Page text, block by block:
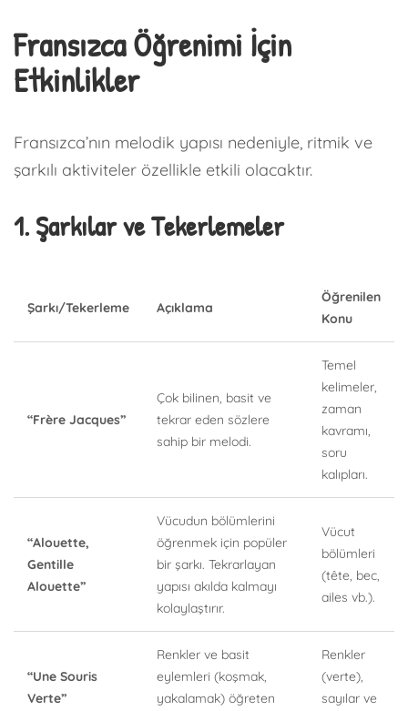
Fransızca Öğrenimi İçin
Etkinlikler
Fransızca’nın melodik yapısı nedeniyle, ritmik ve
şarkılı aktiviteler özellikle etkili olacaktır.
1. Şarkılar ve Tekerlemeler
Şarkı/Tekerleme Açıklama
Öğrenilen
Konu
“Frère Jacques”
Çok bilinen, basit ve
tekrar eden sözlere
sahip bir melodi.
Temel
kelimeler,
zaman
kavramı,
soru
kalıpları.
“Alouette,
Gentille
Alouette”
Vücudun bölümlerini
öğrenmek için popüler
bir şarkı. Tekrarlayan
yapısı akılda kalmayı
kolaylaştırır.
Vücut
bölümleri
(tête, bec,
ailes vb.).
“Une Souris
Verte”
Renkler ve basit
eylemleri (koşmak,
yakalamak) öğreten
Renkler
(verte),
sayılar ve